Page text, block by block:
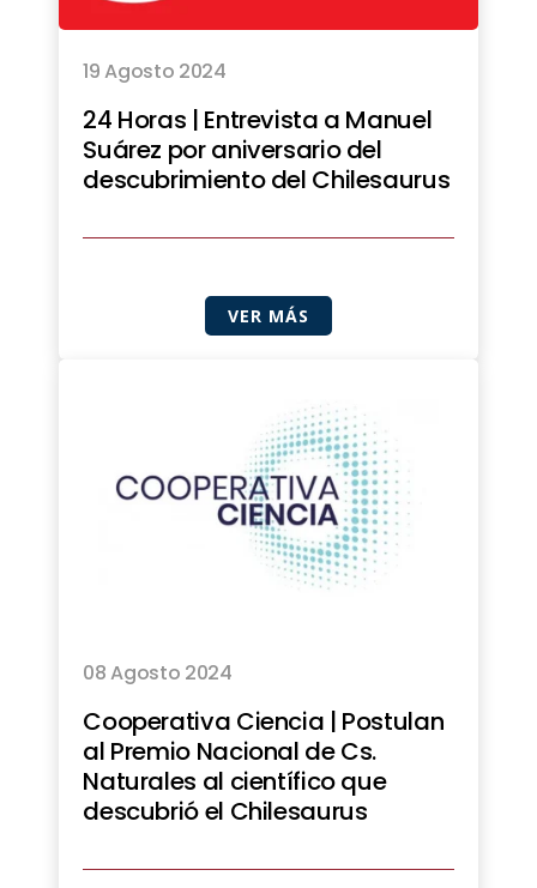
19 Agosto 2024
24 Horas | Entrevista a Manuel
Suárez por aniversario del
descubrimiento del Chilesaurus
VER MÁS
08 Agosto 2024
Cooperativa Ciencia | Postulan
al Premio Nacional de Cs.
Naturales al científico que
descubrió el Chilesaurus